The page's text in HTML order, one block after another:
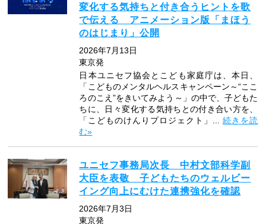
変化する気持ちと付き合うヒントを歌
で伝える アニメーション版「まほう
のはじまり」公開
2026年7月13日
東京発
日本ユニセフ協会とこども家庭庁は、本日、
「こどものメンタルヘルスキャンペーン～“ここ
ろのこえ”をきいてみよう～」の中で、子どもた
ちに、日々変化する気持ちとの付き合い方を、
「こどものけんりプロジェクト」...続きを読
む»
ユニセフ事務局次長 中村文部科学副
大臣を表敬 子どもたちのウェルビー
イング向上にむけた連携強化を確認
2026年7月3日
東京発